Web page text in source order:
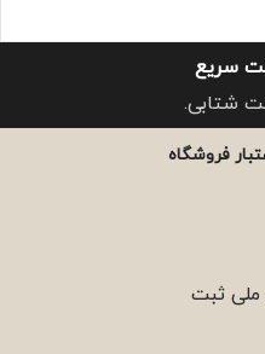
سریع
شتابی.
فروشگاه